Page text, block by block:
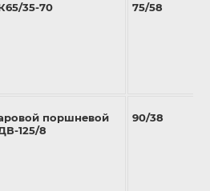
35-70 75/58
поршневой
125/8
90/38